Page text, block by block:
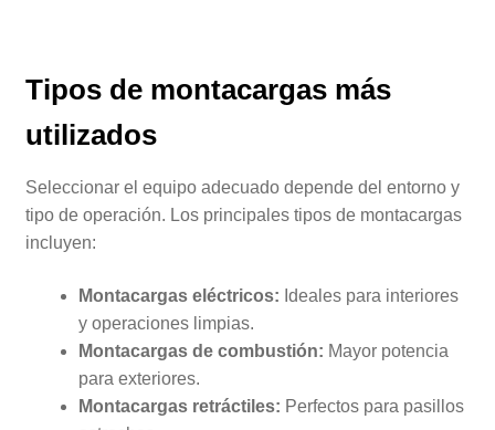
Tipos de montacargas más
utilizados
Seleccionar el equipo adecuado depende del entorno y
tipo de operación. Los principales tipos de montacargas
incluyen:
Montacargas eléctricos: Ideales para interiores
y operaciones limpias.
Montacargas de combustión: Mayor potencia
para exteriores.
Montacargas retráctiles: Perfectos para pasillos